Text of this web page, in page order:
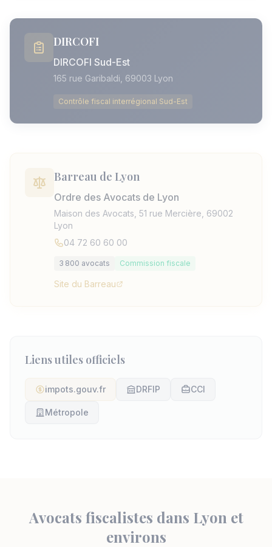
DIRCOFI
DIRCOFI Sud-Est
165 rue Garibaldi, 69003 Lyon
Contrôle fiscal interrégional Sud-Est
Barreau de Lyon
Ordre des Avocats de Lyon
Maison des Avocats, 51 rue Mercière, 69002
Lyon
04 72 60 60 00
3 800 avocats Commission fiscale
Site du Barreau
Liens utiles officiels
impots.gouv.fr DRFIP CCI
Métropole
Avocats fiscalistes dans Lyon et
environs